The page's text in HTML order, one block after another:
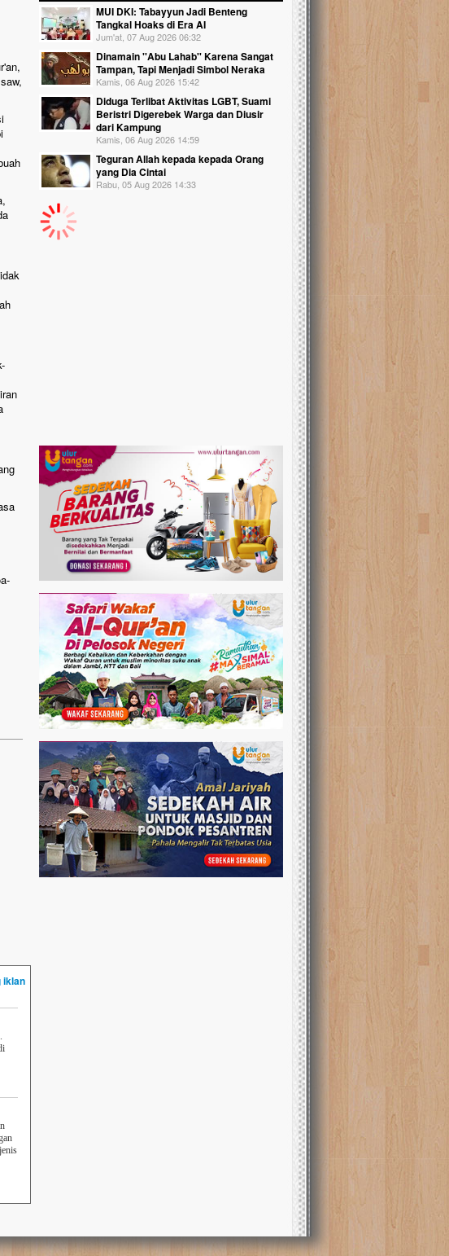
iklan
MUI DKI: Tabayyun Jadi Benteng
Tangkal Hoaks di Era AI
Jum'at, 07 Aug 2026 06:32
Dinamain ''Abu Lahab'' Karena Sangat
Tampan, Tapi Menjadi Simbol Neraka
Kamis, 06 Aug 2026 15:42
Diduga Terlibat Aktivitas LGBT, Suami
Beristri Digerebek Warga dan Diusir
dari Kampung
Kamis, 06 Aug 2026 14:59
Teguran Allah kepada kepada Orang
yang Dia Cintai
Rabu, 05 Aug 2026 14:33